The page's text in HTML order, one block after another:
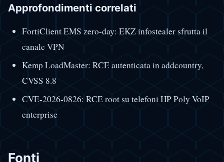
Approfondimenti correlati
FortiClient EMS zero-day: EKZ infostealer sfrutta il
canale VPN
Kemp LoadMaster: RCE autenticata in addcountry,
CVSS 8.8
CVE-2026-0826: RCE root su telefoni HP Poly VoIP
enterprise
Fonti